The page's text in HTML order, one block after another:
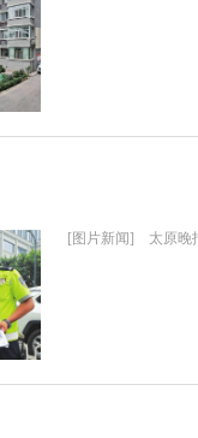
[图片新闻] 太原晚